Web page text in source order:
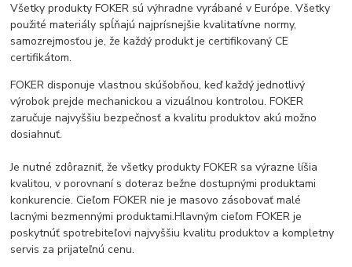
Všetky produkty FOKER sú výhradne vyrábané v Európe. Všetky
použité materiály spĺňajú najprísnejšie kvalitatívne normy,
samozrejmosťou je, že každý produkt je certifikovaný CE
certifikátom.
FOKER disponuje vlastnou skúšobňou, keď každý jednotlivý
výrobok prejde mechanickou a vizuálnou kontrolou. FOKER
zaručuje najvyššiu bezpečnosť a kvalitu produktov akú možno
dosiahnuť.
Je nutné zdôrazniť, že všetky produkty FOKER sa výrazne líšia
kvalitou, v porovnaní s doteraz bežne dostupnými produktami
konkurencie. Cieľom FOKER nie je masovo zásobovať malé
lacnými bezmennými produktami.Hlavným cieľom FOKER je
poskytnúť spotrebiteľovi najvyššiu kvalitu produktov a kompletny
servis za prijateľnú cenu.